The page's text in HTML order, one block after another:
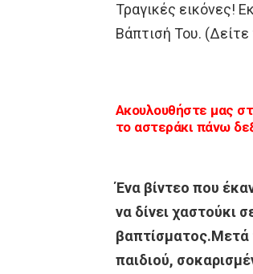
Τραγικές εικόνες!
Βάπτισή Του. (Δείτε
Ακουλουθήστε μας
το αστεράκι πάνω
Ένα βίντεο που
να δίνει χαστούκι
βαπτίσματος.Μετά
παιδιού,